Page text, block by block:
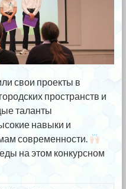
свои проекты в
пространств и
таланты
навыки и
современности.
на этом конкурсном